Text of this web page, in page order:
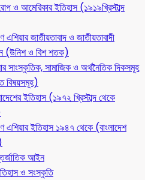
ও আমেরিকার ইতিহাস (১৯১৯খ্রিস্টাব্দ
এশিয়ার জাতীয়তাবাদ ও জাতীয়তাবাদী
(উনিশ ও বিশ শতক)
সাংস্কৃতিক, সামাজিক ও অর্থনৈতিক দিকসমূহ
বিষয়সমূহ)
ইতিহাস (১৯৭২ খ্রিস্টাব্দ থেকে
এশিয়ার ইতিহাস ১৯৪৭ থেকে (বাংলাদেশ
আইন
ও সংস্কৃতি